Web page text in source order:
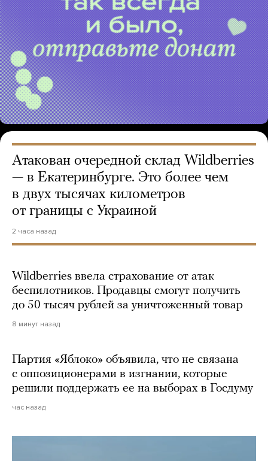
Атакован очередной склад Wildberries
— в Екатеринбурге. Это более чем
в двух тысячах километров
от границы с Украиной
2 часа назад
Wildberries ввела страхование от атак
беспилотников. Продавцы смогут получить
до 50 тысяч рублей за уничтоженный товар
8 минут назад
Партия «Яблоко» объявила, что не связана
с оппозиционерами в изгнании, которые
решили поддержать ее на выборах в Госдуму
час назад